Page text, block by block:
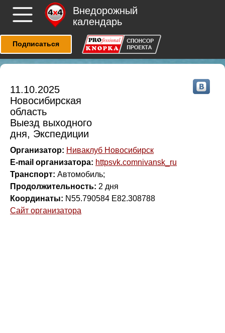
Внедорожный
календарь
Подписаться
11.10.2025
Новосибирская
область
Выезд выходного
дня, Экспедиции
Организатор: Ниваклуб Новосибирск
E-mail организатора: httpsvk.comnivansk_ru
Транспорт: Автомобиль;
Продолжительность: 2 дня
Координаты: N55.790584 E82.308788
Сайт организатора